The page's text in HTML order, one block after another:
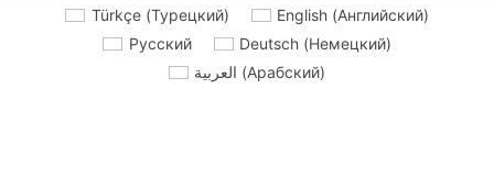
Türkçe(Турецкий) English (Английский)
Русский
Deutsch (Немецкий)
العربية (Арабский)